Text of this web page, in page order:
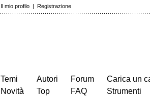
Il mio profilo | Registrazione
Temi
Novità
Autori
Top
Forum
FAQ
Carica un
Strumenti